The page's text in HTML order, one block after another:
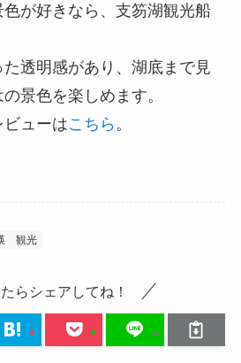
が好きなら、支笏湖観光船
透明感があり、湖底まで見
景色を楽しめます。
ューはこちら 。
観光
らシェアしてね！